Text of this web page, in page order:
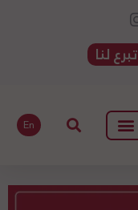
تبرع لنا
En